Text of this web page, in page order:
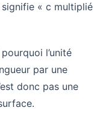
signifie « c multiplié
l’unité
par une
donc pas une